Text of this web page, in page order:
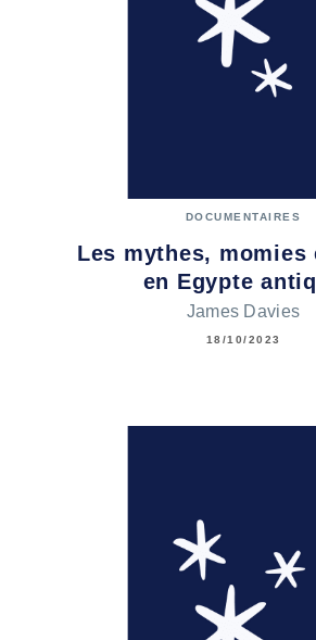
DOCUMENTAIRES
Les mythes, momies
en Egypte
James Davies
18/10/2023